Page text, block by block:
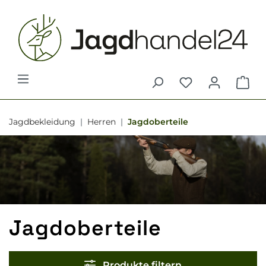
springen
Jagdbekleidung Herren Jagdoberteile
Jagdoberteile